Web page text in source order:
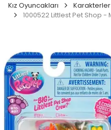
Kız Oyuncakları Karakterler
1000522 Littlest Pet Shop -